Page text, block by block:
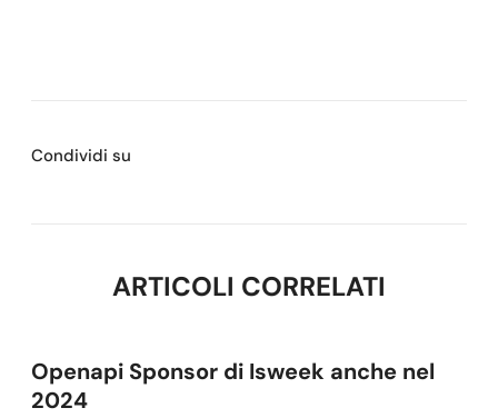
Condividi su
ARTICOLI CORRELATI
Openapi Sponsor di Isweek anche nel
2024